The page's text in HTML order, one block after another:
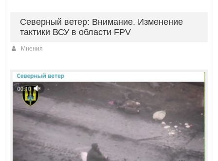
Северный ветер: Внимание. Изменение
тактики ВСУ в области FPV
Мнения